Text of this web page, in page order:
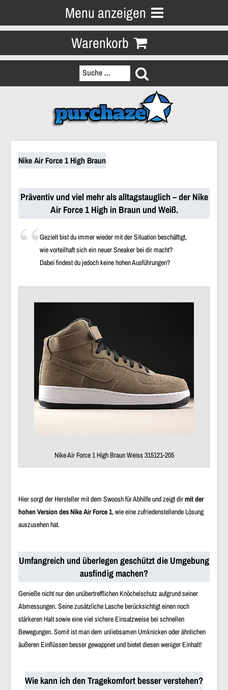
Menu anzeigen
Warenkorb
Nike Air Force 1 High Braun
Präventiv und viel mehr als alltagstauglich – der Nike
Air Force 1 High in Braun und Weiß.
Gezielt bist du immer wieder mit der Situation beschäftigt,
wie vorteilhaft sich ein neuer Sneaker bei dir macht?
Dabei findest du jedoch keine hohen Ausführungen?
Nike Air Force 1 High Braun Weiss 315121-205
Hier sorgt der Hersteller mit dem Swoosh für Abhilfe und zeigt dirmit der
hohen Version des Nike Air Force 1, wie eine zufriedenstellende Lösung
auszusehen hat.
Umfangreich und überlegen geschützt die Umgebung
ausfindig machen?
Genieße nicht nur den unübertrefflichen Knöchelschutz aufgrund seiner
Abmessungen. Seine zusätzliche Lasche berücksichtigt einen noch
stärkeren Halt sowie eine viel sichere Einsatzweise bei schnellen
Bewegungen. Somit ist man dem unliebsamen Umknicken oder ähnlichen
äußeren Einflüssen besser gewappnet und bietet diesen weniger Einhalt!
Wie kann ich den Tragekomfort besser verstehen?